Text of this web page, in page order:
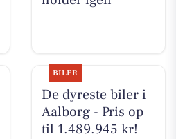
BILER
De dyreste biler i
Aalborg - Pris op
til 1.489.945 kr!